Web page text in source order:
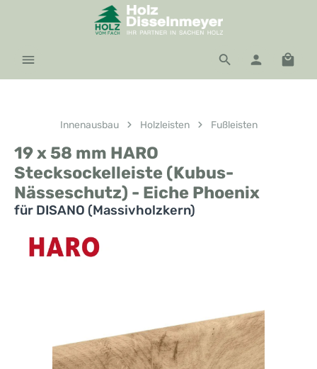
Zum Hauptinhalt springen
Innenausbau Holzleisten Fußleisten
19 x 58 mm HARO
Stecksockelleiste (Kubus-
Nässeschutz) - Eiche Phoenix
für DISANO (Massivholzkern)